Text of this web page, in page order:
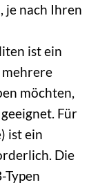
je nach Ihren
ist ein
mehrere
möchten,
Für
ist ein
Die
Typen